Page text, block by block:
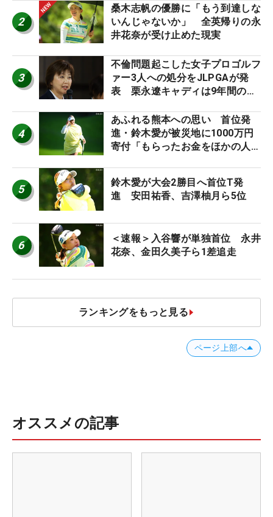
2
桑木志帆の優勝に「もう到達しな
いんじゃないか」 全英帰りの永
井花奈が受け止めた現実
3
不倫問題起こした女子プロゴルフ
ァー3人への処分をJLPGAが発
表 栗永遼キャディは9年間の立
4
あふれる熊本への思い 首位発
進・鈴木愛が被災地に1000万円
寄付「もらったお金をほかの人
5
鈴木愛が大会2勝目へ首位T発
進 安田祐香、吉澤柚月ら5位
6
＜速報＞入谷響が単独首位 永井
花奈、金田久美子ら1差追走
ランキングをもっと見る
ページ上部へ
オススメの記事